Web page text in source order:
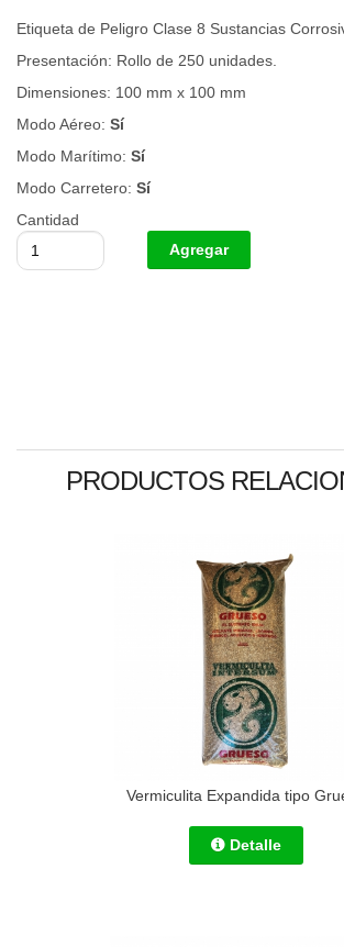
Etiqueta de Peligro Clase 8 Sustancias
Presentación: Rollo de 250 unidades.
Dimensiones: 100 mm x 100 mm
Modo Aéreo: Sí
Modo Marítimo: Sí
Modo Carretero: Sí
Cantidad
PRODUCTOS
Vermiculita Expandida tipo
Detalle